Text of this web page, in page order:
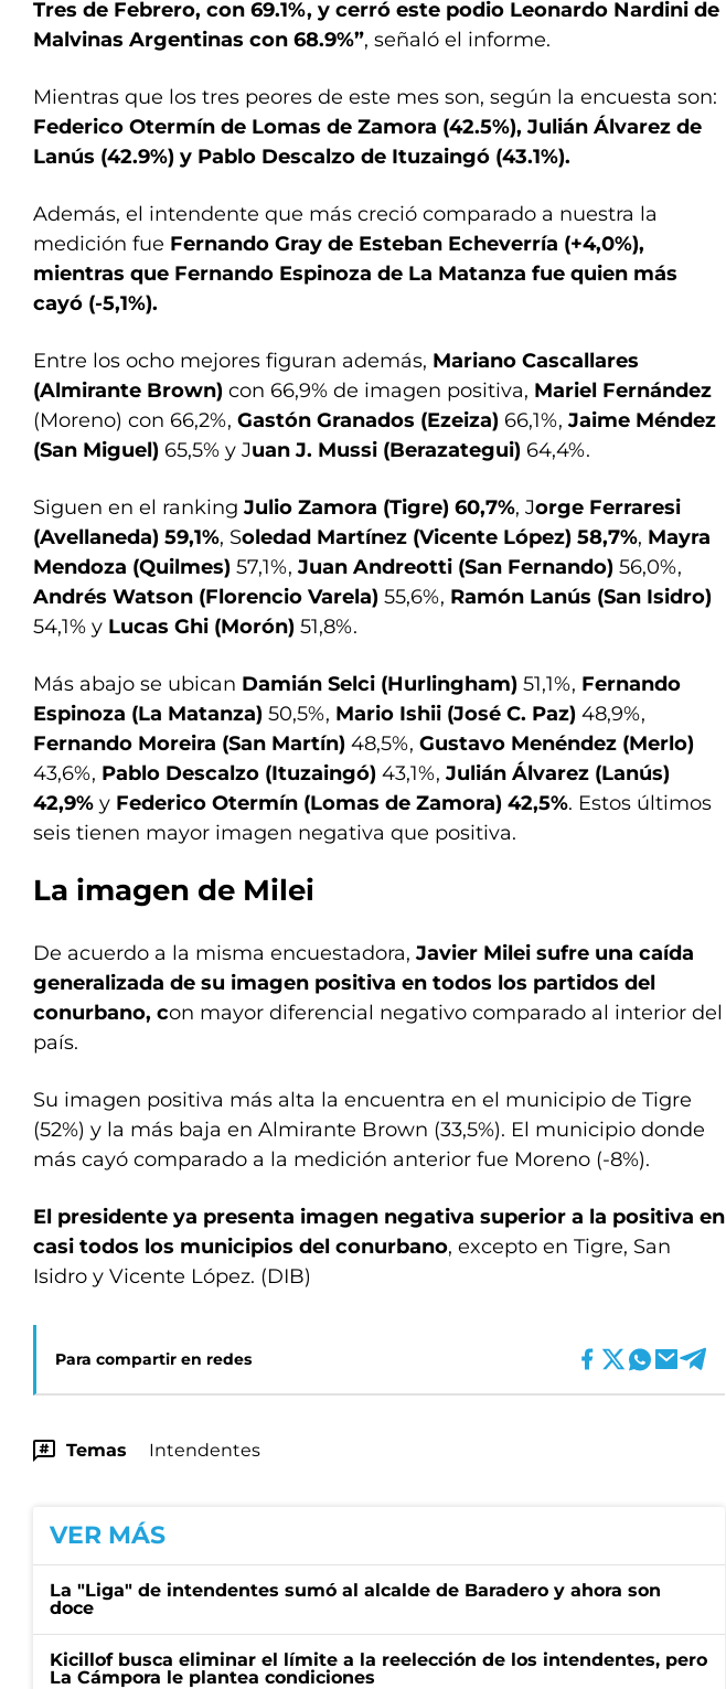
Tres de Febrero, con 69.1%, y cerró este podio Leonardo Nardini de
Malvinas Argentinas con 68.9%”, señaló el informe.
Mientras que los tres peores de este mes son, según la encuesta son:
Federico Otermín de Lomas de Zamora (42.5%), Julián Álvarez de
Lanús (42.9%) y Pablo Descalzo de Ituzaingó (43.1%).
Además, el intendente que más creció comparado a nuestra la
medición fue Fernando Gray de Esteban Echeverría (+4,0%),
mientras que Fernando Espinoza de La Matanza fue quien más
cayó (-5,1%).
Entre los ocho mejores figuran además, Mariano Cascallares
(Almirante Brown) con 66,9% de imagen positiva, Mariel Fernández
(Moreno) con 66,2%, Gastón Granados (Ezeiza) 66,1%, Jaime Méndez
(San Miguel) 65,5% y Juan J. Mussi (Berazategui) 64,4%.
Siguen en el ranking Julio Zamora (Tigre) 60,7%, Jorge Ferraresi
(Avellaneda) 59,1%, Soledad Martínez (Vicente López) 58,7%, Mayra
Mendoza (Quilmes) 57,1%, Juan Andreotti (San Fernando) 56,0%,
Andrés Watson (Florencio Varela) 55,6%, Ramón Lanús (San Isidro)
54,1% y Lucas Ghi (Morón) 51,8%.
Más abajo se ubican Damián Selci (Hurlingham) 51,1%, Fernando
Espinoza (La Matanza) 50,5%, Mario Ishii (José C. Paz) 48,9%,
Fernando Moreira (San Martín) 48,5%, Gustavo Menéndez (Merlo)
43,6%, Pablo Descalzo (Ituzaingó) 43,1%, Julián Álvarez (Lanús)
42,9% y Federico Otermín (Lomas de Zamora) 42,5%. Estos últimos
seis tienen mayor imagen negativa que positiva.
La imagen de Milei
De acuerdo a la misma encuestadora, Javier Milei sufre una caída
generalizada de su imagen positiva en todos los partidos del
conurbano, con mayor diferencial negativo comparado al interior del
país.
Su imagen positiva más alta la encuentra en el municipio de Tigre
(52%) y la más baja en Almirante Brown (33,5%). El municipio donde
más cayó comparado a la medición anterior fue Moreno (-8%).
El presidente ya presenta imagen negativa superior a la positiva en
casi todos los municipios del conurbano, excepto en Tigre, San
Isidro y Vicente López. (DIB)
Para compartir en redes
Temas Intendentes
VER MÁS
La "Liga" de intendentes sumó al alcalde de Baradero y ahora son
doce
Kicillof busca eliminar el límite a la reelección de los intendentes, pero
La Cámpora le plantea condiciones